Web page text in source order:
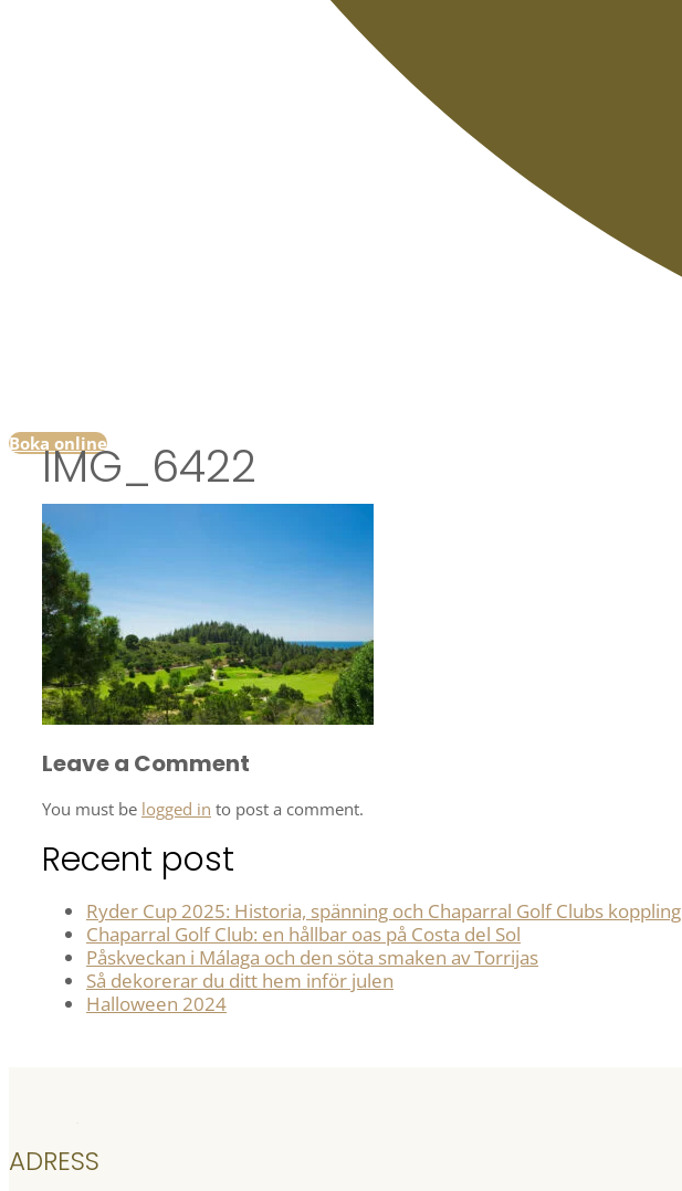
Boka online
IMG_6422
Leave a Comment
You must be logged in to post a comment.
Recent post
Ryder Cup 2025: Historia, spänning och Chaparral Golf Clubs koppling
Chaparral Golf Club: en hållbar oas på Costa del Sol
Påskveckan i Málaga och den söta smaken av Torrijas
Så dekorerar du ditt hem inför julen
Halloween 2024
ADRESS